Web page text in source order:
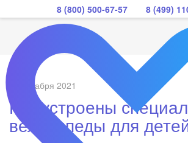
8 (800) 500-67-57 8 (499)
06 декабря 2021
Как устроены
велосипеды для